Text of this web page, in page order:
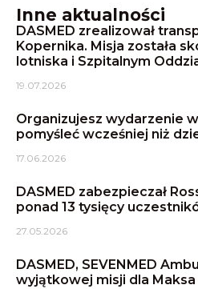
Inne aktualności
DASMED zrealizował
Kopernika. Misja została
lotniska i Szpitalnym
19.07.2026
Organizujesz wydarzenie
pomyśleć wcześniej niż
17.06.2026
DASMED zabezpieczał
ponad 13 tysięcy
27.05.2026
DASMED, SEVENMED
wyjątkowej misji dla Maksa